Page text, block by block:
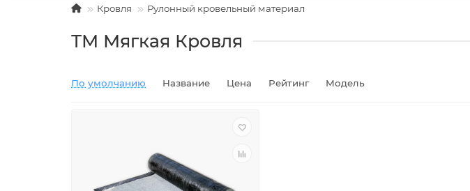
Кровля Рулонный кровельный материал
ТМ Мягкая Кровля
По умолчанию Название Цена Рейтинг Модель